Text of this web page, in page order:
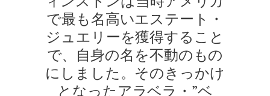
で最も名高いエステート・
ジュエリーを獲得すること
で、自身の名を不動のもの
にしました。そのきっかけ
となったアラベラ・”ベ